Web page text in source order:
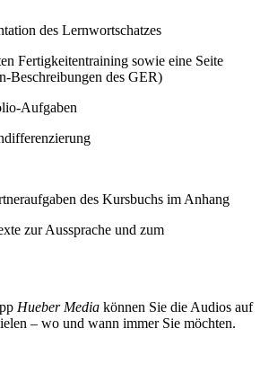
des Lernwortschatzes
Fertigkeitentraining sowie eine Seite
Beschreibungen des GER)
Aufgaben
des Kursbuchs im Anhang
zur Aussprache und zum
Hueber Media können Sie die Audios auf
– wo und wann immer Sie möchten.